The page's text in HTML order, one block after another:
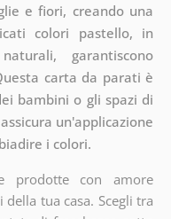
e fiori, creando una
colori pastello, in
garantiscono
carta da parati è
bambini o gli spazi di
un'applicazione
i colori.
prodotte con amore
tua casa. Scegli tra